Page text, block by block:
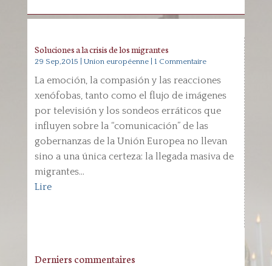
Soluciones a la crisis de los migrantes
29 Sep,2015 Union européenne| 1 Commentaire
La emoción, la compasión y las reacciones
xenófobas, tanto como el flujo de imágenes
por televisión y los sondeos erráticos que
influyen sobre la “comunicación” de las
gobernanzas de la Unión Europea no llevan
sino a una única certeza: la llegada masiva de
migrantes...
Lire
Derniers commentaires